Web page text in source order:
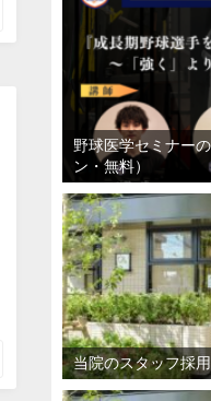
野球医学セミナー
ン・無料）
当院のスタッフ採